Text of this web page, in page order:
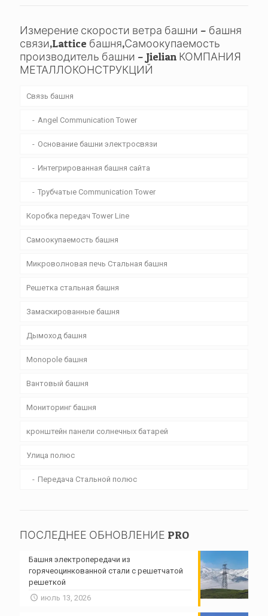
Измерение скорости ветра башни – башня
связи,Lattice башня,Самоокупаемость
производитель башни – Jielian КОМПАНИЯ
МЕТАЛЛОКОНСТРУКЦИЙ
Связь башня
Angel Communication Tower
Основание башни электросвязи
Интегрированная башня сайта
Трубчатые Communication Tower
Коробка передач Tower Line
Самоокупаемость башня
Микроволновая печь Стальная башня
Решетка стальная башня
Замаскированные башня
Дымоход башня
Monopole башня
Вантовый башня
Мониторинг башня
кронштейн панели солнечных батарей
Улица полюс
Передача Стальной полюс
ПОСЛЕДНЕЕ ОБНОВЛЕНИЕ PRO
Башня электропередачи из
горячеоцинкованной стали с решетчатой ​​
решеткой
июль 13, 2026